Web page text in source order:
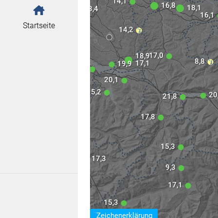
Startseite
Zeichenerklärung
9,3
20,1
17,1
14,2
18,6
17,8
15,3
15,2
15,3
17,0
16,1
8,8
21,8
19,9
18,9
17,1
17,3
18,1
18,4 16,8